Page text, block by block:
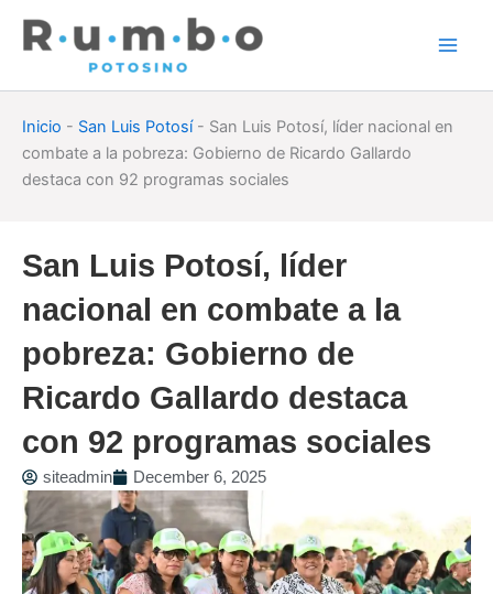
Inicio - San Luis Potosí- San Luis Potosí, líder nacional en
combate a la pobreza: Gobierno de Ricardo Gallardo
destaca con 92 programas sociales
San Luis Potosí, líder
nacional en combate a la
pobreza: Gobierno de
Ricardo Gallardo destaca
con 92 programas sociales
siteadmin December 6, 2025